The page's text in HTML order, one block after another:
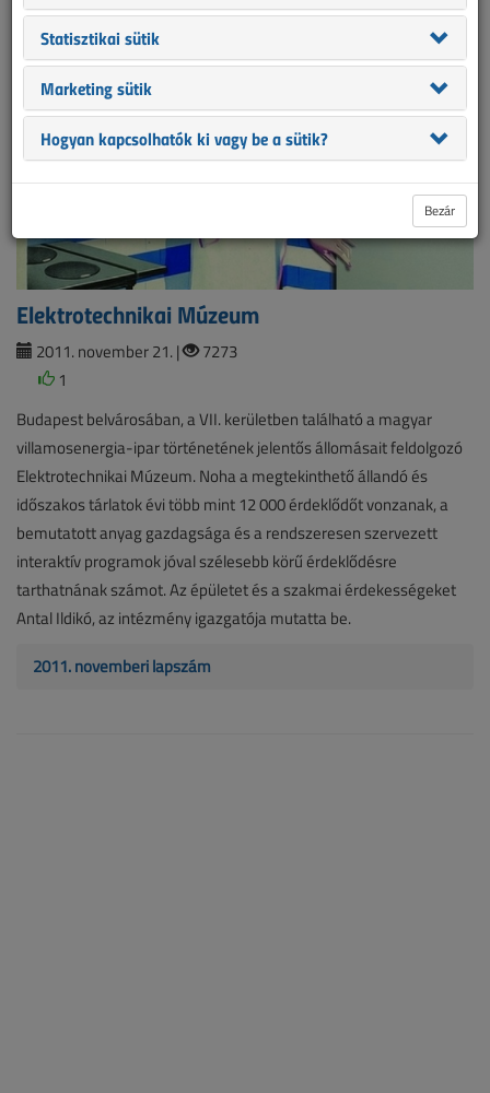
Elektrotechnikai Múzeum
2011. november 21. |
7273
1
Budapest belvárosában, a VII. kerületben található a magyar
villamosenergia-ipar történetének jelentős állomásait feldolgozó
Elektrotechnikai Múzeum. Noha a megtekinthető állandó és
időszakos tárlatok évi több mint 12 000 érdeklődőt vonzanak, a
bemutatott anyag gazdagsága és a rendszeresen szervezett
interaktív programok jóval szélesebb körű érdeklődésre
tarthatnának számot. Az épületet és a szakmai érdekességeket
Antal Ildikó, az intézmény igazgatója mutatta be.
2011. novemberi lapszám
Statisztikai sütik
Marketing sütik
Hogyan kapcsolhatók ki vagy be a sütik?
Bezár